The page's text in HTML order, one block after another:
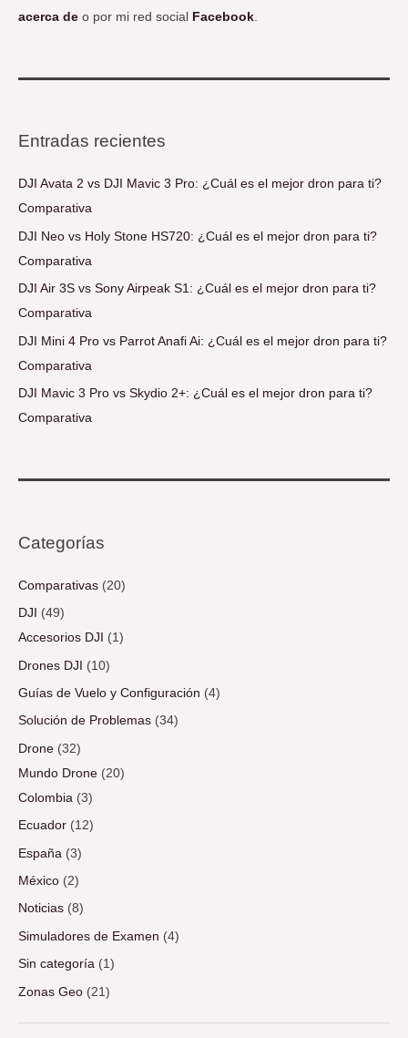
acerca de o por mi red social Facebook
Entradas recientes
DJI Avata 2 vs DJI Mavic 3 Pro: ¿Cuál es el mejor dron para ti?
Comparativa
DJI Neo vs Holy Stone HS720: ¿Cuál es el mejor dron para ti?
Comparativa
DJI Air 3S vs Sony Airpeak S1: ¿Cuál es el mejor dron para ti?
Comparativa
DJI Mini 4 Pro vs Parrot Anafi Ai: ¿Cuál es el mejor dron para ti?
Comparativa
DJI Mavic 3 Pro vs Skydio 2+: ¿Cuál es el mejor dron para ti?
Comparativa
Categorías
Comparativas (20)
DJI
(49)
Accesorios DJI
(1)
Drones DJI (10)
Guías de Vuelo y Configuración (4)
Solución de Problemas (34)
Drone (32)
Mundo Drone (20)
Colombia (3)
Ecuador (12)
España (3)
México (2)
Noticias (8)
Simuladores de Examen (4)
Sin categoría (1)
Zonas Geo (21)